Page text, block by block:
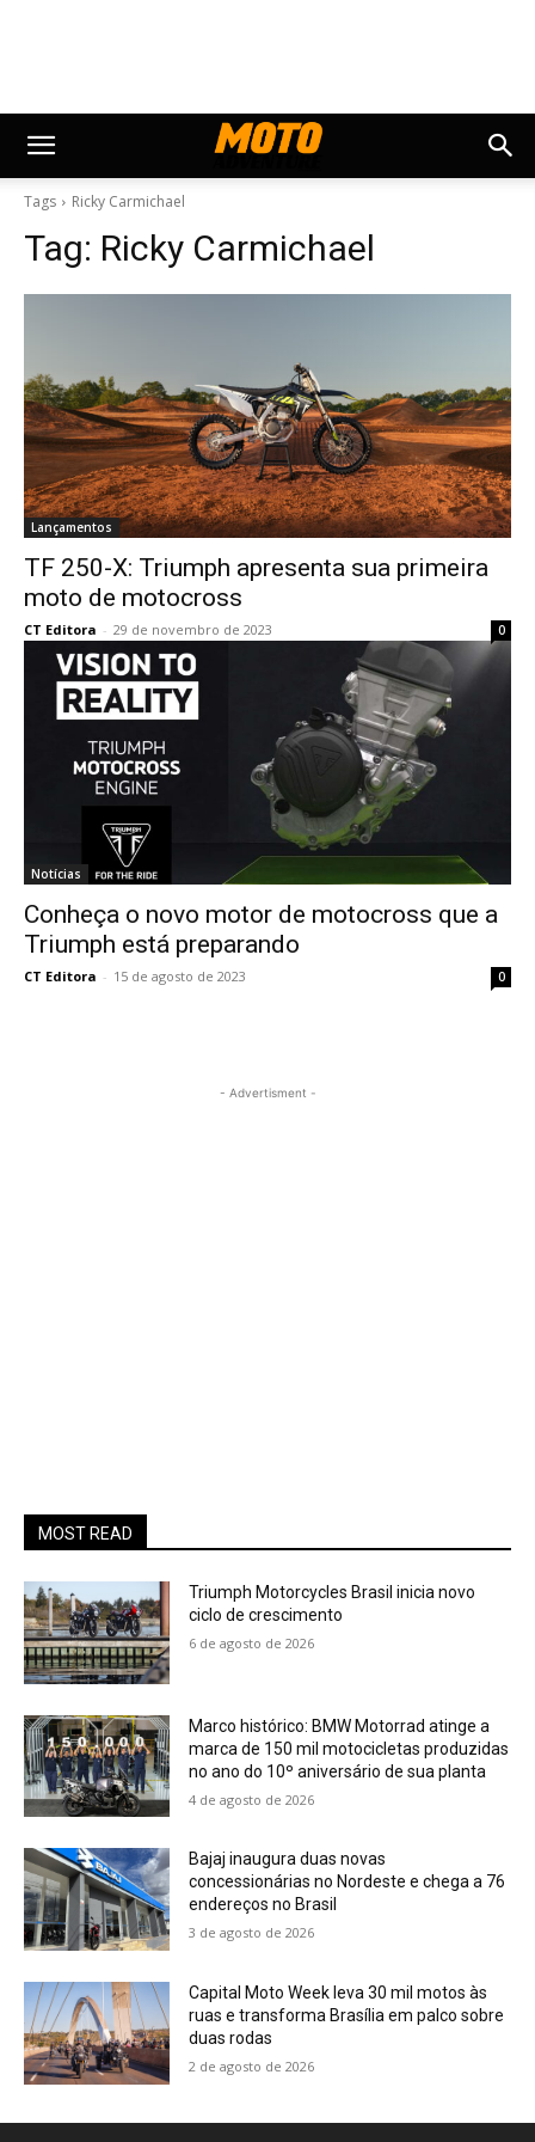
Tags Ricky Carmichael
Tag: Ricky Carmichael
Lançamentos
TF 250-X: Triumph apresenta sua primeira
moto de motocross
CT Editora - 29 de novembro de 2023 0
Notícias
Conheça o novo motor de motocross que a
Triumph está preparando
CT Editora - 15 de agosto de 2023 0
- Advertisment -
MOST READ
Triumph Motorcycles Brasil inicia novo
ciclo de crescimento
6 de agosto de 2026
Marco histórico: BMW Motorrad atinge a
marca de 150 mil motocicletas produzidas
no ano do 10º aniversário de sua planta
4 de agosto de 2026
Bajaj inaugura duas novas
concessionárias no Nordeste e chega a 76
endereços no Brasil
3 de agosto de 2026
Capital Moto Week leva 30 mil motos às
ruas e transforma Brasília em palco sobre
duas rodas
2 de agosto de 2026